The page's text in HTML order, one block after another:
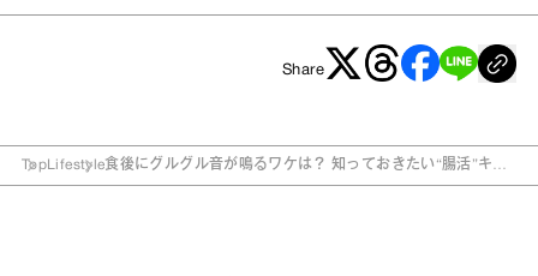
Share
Top Lifestyle食後にグルグル音が鳴るワケは？ 知っておきたい“腸活”キー